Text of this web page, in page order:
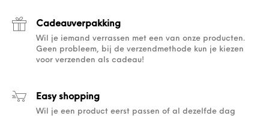
Cadeauverpakking
Wil je iemand verrassen met een van onze producten.
Geen probleem, bij de verzendmethode kun je kiezen
voor verzenden als cadeau!
Easy shopping
Wil je een product eerst passen of al dezelfde dag